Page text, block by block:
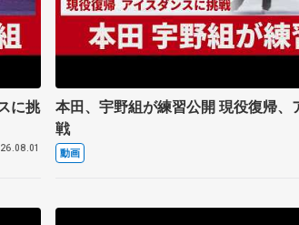
に挑
本田、宇野組が練習公開 現役復帰、
戦
動画